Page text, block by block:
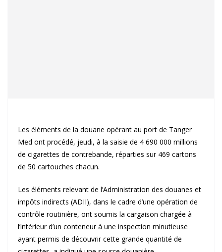
Les éléments de la douane opérant au port de Tanger
Med ont procédé, jeudi, à la saisie de 4 690 000 millions
de cigarettes de contrebande, réparties sur 469 cartons
de 50 cartouches chacun.
Les éléments relevant de l’Administration des douanes et
impôts indirects (ADII), dans le cadre d’une opération de
contrôle routinière, ont soumis la cargaison chargée à
l’intérieur d’un conteneur à une inspection minutieuse
ayant permis de découvrir cette grande quantité de